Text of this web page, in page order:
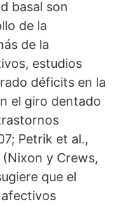
basal son
de la
de la
estudios
déficits en la
el giro dentado
Petrik et al.,
y Crews,
que el